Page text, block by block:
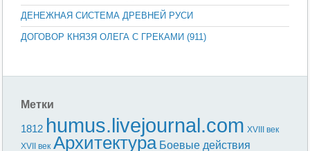
ДЕНЕЖНАЯ СИСТЕМА ДРЕВНЕЙ РУСИ
ДОГОВОР КНЯЗЯ ОЛЕГА С ГРЕКАМИ (911)
Метки
1812 humus.livejournal.com XVIII век
XVII век Архитектура Боевые действия